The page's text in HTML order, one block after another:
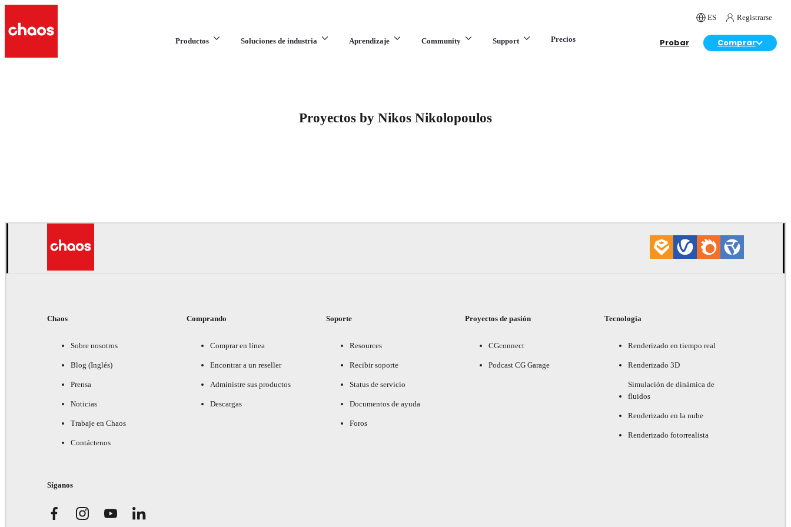
ES Registrarse
Productos Soluciones de industria Aprendizaje Community Support Precios Probar Comprar
Proyectos by Nikos Nikolopoulos
Chaos
Sobre nosotros
Blog (Inglés)
Prensa
Noticias
Trabaje en Chaos
Contáctenos
Comprando
Comprar en línea
Encontrar a un reseller
Administre sus productos
Descargas
Soporte
Resources
Recibir soporte
Status de servicio
Documentos de ayuda
Foros
Proyectos de pasión
CGconnect
Podcast CG Garage
Tecnología
Renderizado en tiempo real
Renderizado 3D
Simulación de dinámica de
fluidos
Renderizado en la nube
Renderizado fotorrealista
Síganos